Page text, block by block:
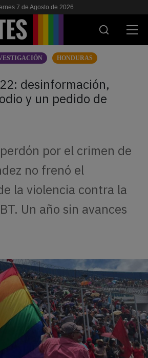
7 de Agosto de 2026
APOYANOS
HONDURAS
desinformación,
y un pedido de
por el crimen de
no frenó el
la violencia contra la
Un año sin avances